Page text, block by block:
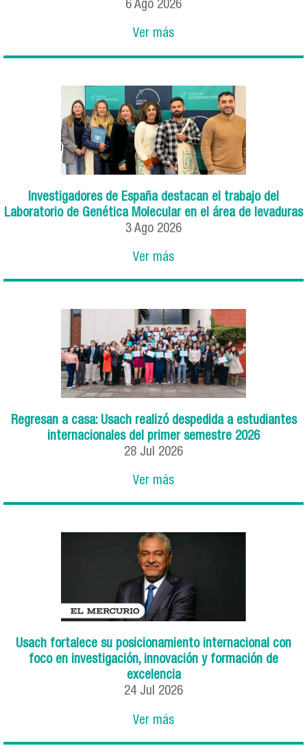
6 Ago 2026
Ver más
Investigadores de España destacan el trabajo del
Laboratorio de Genética Molecular en el área de levaduras
3 Ago 2026
Ver más
Regresan a casa: Usach realizó despedida a estudiantes
internacionales del primer semestre 2026
28 Jul 2026
Ver más
Usach fortalece su posicionamiento internacional con
foco en investigación, innovación y formación de
excelencia
24 Jul 2026
Ver más